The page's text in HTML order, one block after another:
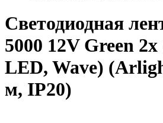
Светодиодная
5000 12V Green 2x
LED, Wave)
м, IP20)